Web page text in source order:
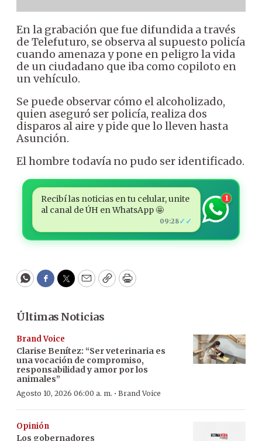
En la grabación que fue difundida a través
de Telefuturo, se observa al supuesto policía
cuando amenaza y pone en peligro la vida
de un ciudadano que iba como copiloto en
un vehículo.
Se puede observar cómo el alcoholizado,
quien aseguró ser policía, realiza dos
disparos al aire y pide que lo lleven hasta
Asunción.
El hombre todavía no pudo ser identificado.
Recibí las noticias en tu celular, unite
al canal de ÚH en WhatsApp 🤩
09:28✓✓
1
WhatsApp
Facebook
Twitter
EmailCopyPrint
Últimas Noticias
Brand Voice
Clarise Benítez: “Ser veterinaria es
una vocación de compromiso,
responsabilidad y amor por los
animales”
Agosto 10, 2026 06:00 a. m. · Brand Voice
Opinión
Los gobernadores